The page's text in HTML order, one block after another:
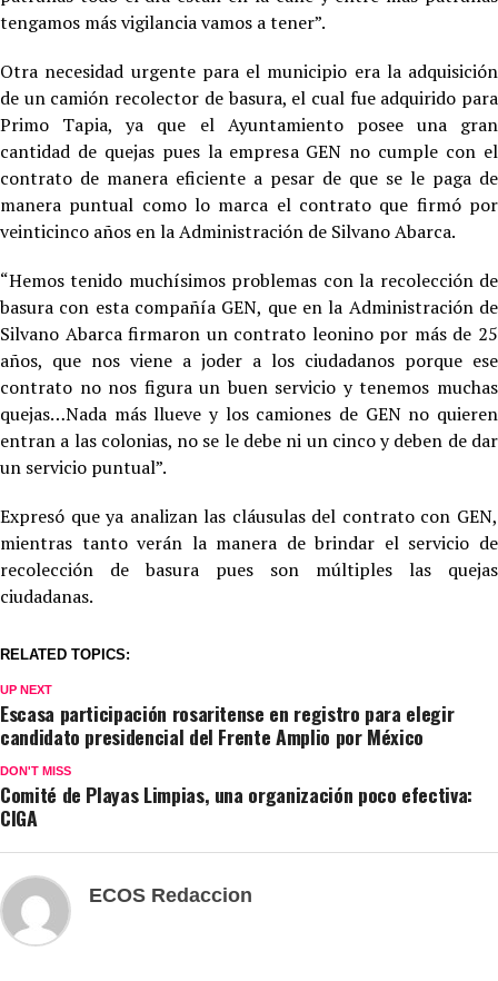
tengamos más vigilancia vamos a tener”.
Otra necesidad urgente para el municipio era la adquisición
de un camión recolector de basura, el cual fue adquirido para
Primo Tapia, ya que el Ayuntamiento posee una gran
cantidad de quejas pues la empresa GEN no cumple con el
contrato de manera eficiente a pesar de que se le paga de
manera puntual como lo marca el contrato que firmó por
veinticinco años en la Administración de Silvano Abarca.
“Hemos tenido muchísimos problemas con la recolección de
basura con esta compañía GEN, que en la Administración de
Silvano Abarca firmaron un contrato leonino por más de 25
años, que nos viene a joder a los ciudadanos porque ese
contrato no nos figura un buen servicio y tenemos muchas
quejas…Nada más llueve y los camiones de GEN no quieren
entran a las colonias, no se le debe ni un cinco y deben de dar
un servicio puntual”.
Expresó que ya analizan las cláusulas del contrato con GEN,
mientras tanto verán la manera de brindar el servicio de
recolección de basura pues son múltiples las quejas
ciudadanas.
RELATED TOPICS:
UP NEXT
Escasa participación rosaritense en registro para elegir
candidato presidencial del Frente Amplio por México
DON'T MISS
Comité de Playas Limpias, una organización poco efectiva:
CIGA
ECOS Redaccion